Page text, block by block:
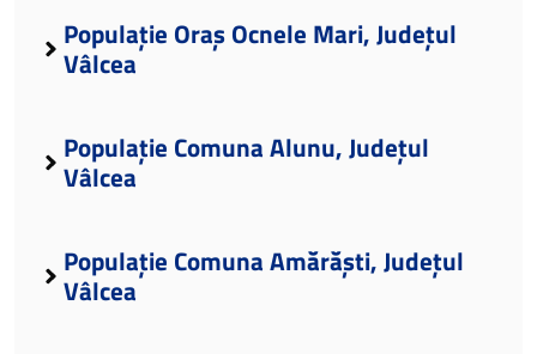
Populație Oraș Ocnele Mari, Județul
Vâlcea
Populație Comuna Alunu, Județul
Vâlcea
Populație Comuna Amărăști, Județul
Vâlcea